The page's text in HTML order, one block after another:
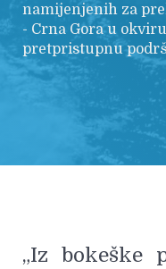
namijenjenih za
- Crna Gora u
pretpristupnu
„Iz bokeške